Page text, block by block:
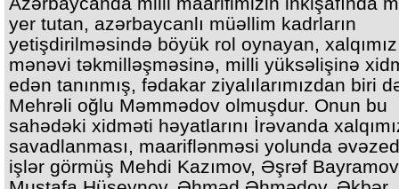
yer tutan, azərbaycanlı müəllim kadrların
yetişdirilməsində böyük rol oynayan,
mənəvi təkmilləşməsinə, milli yüksəlişinə
edən tanınmış, fədakar ziyalılarımızdan biri
Mehrəli oğlu Məmmədov olmuşdur. Onun bu
sahədəki xidməti həyatlarını İrəvanda
savadlanması, maariflənməsi yolunda
işlər görmüş Mehdi Kazımov, Əşrəf